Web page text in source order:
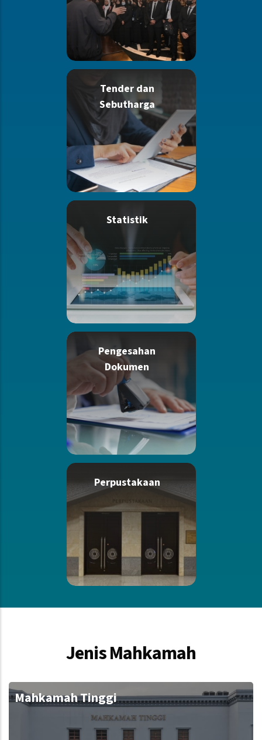
Tender dan
Sebutharga
Statistik
Pengesahan
Dokumen
Perpustakaan
Jenis Mahkamah
Mahkamah Tinggi